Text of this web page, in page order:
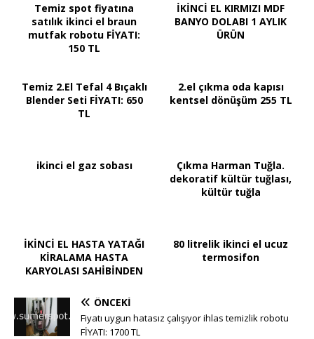
Temiz spot fiyatına
satılık ikinci el braun
mutfak robotu FİYATI:
150 TL
İKİNCİ EL KIRMIZI MDF
BANYO DOLABI 1 AYLIK
ÜRÜN
Temiz 2.El Tefal 4 Bıçaklı
Blender Seti FİYATI: 650
TL
2.el çıkma oda kapısı
kentsel dönüşüm 255 TL
ikinci el gaz sobası
Çıkma Harman Tuğla.
dekoratif kültür tuğlası,
kültür tuğla
İKİNCİ EL HASTA YATAĞI
KİRALAMA HASTA
KARYOLASI SAHİBİNDEN
80 litrelik ikinci el ucuz
termosifon
ÖNCEKI
Fiyatı uygun hatasız çalışıyor ihlas temizlik robotu
FİYATI: 1700 TL